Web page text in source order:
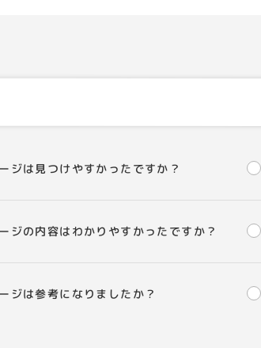
ジは見つけやすかったですか？
ジの内容はわかりやすかったですか？
ジは参考になりましたか？